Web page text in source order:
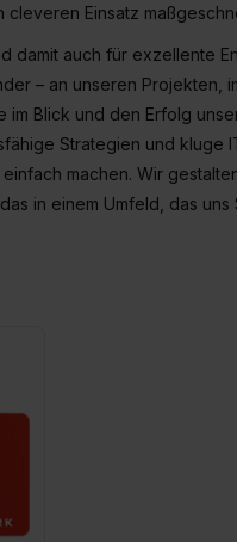
Einsatz
damit auch für exzellente
– an unseren Projekten,
im Blick und den Erfolg
Strategien und kluge
machen. Wir
in einem Umfeld, das